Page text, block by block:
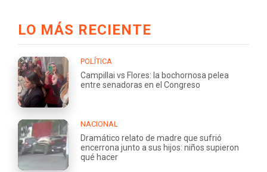
LO MÁS RECIENTE
POLÍTICA
Campillai vs Flores: la bochornosa pelea
entre senadoras en el Congreso
NACIONAL
Dramático relato de madre que sufrió
encerrona junto a sus hijos: niños supieron
qué hacer